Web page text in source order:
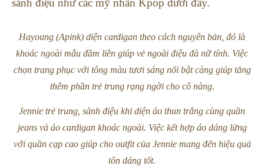
sành điệu như các mỹ nhân Kpop dưới đây.
Hayoung (Apink) diện cardigan theo cách nguyên bản, đó là
khoác ngoài mẫu đầm liền giúp vẻ ngoài điệu đà nữ tính. Việc
chọn trang phục với tông màu tươi sáng nổi bật càng giúp tăng
thêm phần trẻ trung rạng ngời cho cô nàng.
Jennie trẻ trung, sành điệu khi diện áo thun trắng cùng quần
jeans và áo cardigan khoác ngoài. Việc kết hợp áo dáng lửng
với quần cạp cao giúp cho outfit của Jennie mang đến hiệu quả
tôn dáng tốt.